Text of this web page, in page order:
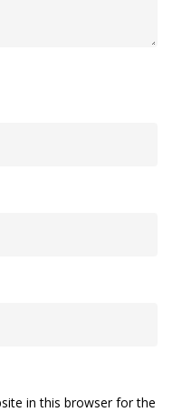
in this browser for the